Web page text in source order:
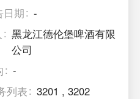
日期
-
黑龙江德伦堡啤酒有限
公司
-
列表
3201 ,3202